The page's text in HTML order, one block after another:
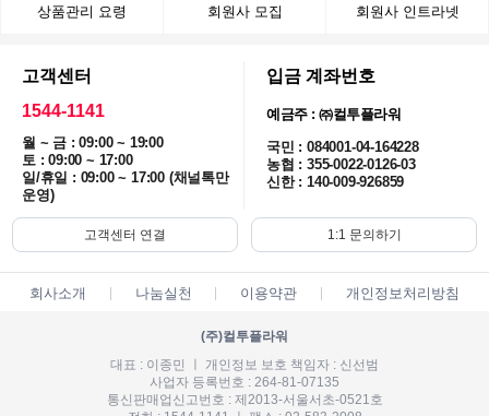
상품관리 요령 회원사 모집 회원사 인트라넷
고객센터
1544-1141
월 ~ 금 : 09:00 ~ 19:00
토 : 09:00 ~ 17:00
일/휴일 : 09:00 ~ 17:00 (채널톡만
운영)
입금 계좌번호
예금주 : ㈜컬투플라워
국민 : 084001-04-164228
농협 : 355-0022-0126-03
신한 : 140-009-926859
고객센터 연결 1:1 문의하기
회사소개 나눔실천 이용약관 개인정보처리방침
(주)컬투플라워
대표 : 이종민 ㅣ 개인정보 보호 책임자 : 신선범
사업자 등록번호 : 264-81-07135
통신판매업신고번호 : 제2013-서울서초-0521호